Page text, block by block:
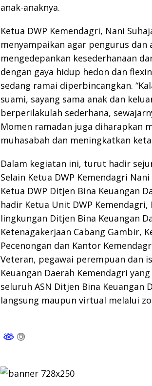
anak-anaknya.
Ketua DWP Kemendagri, Nani
menyampaikan agar pengurus
mengedepankan kesederhanaan
dengan gaya hidup hedon dan
sedang ramai diperbincangkan.
suami, sayang sama anak dan
berperilakulah sederhana,
Momen ramadan juga diharapkan
muhasabah dan meningkatkan
Dalam kegiatan ini, turut hadir
Selain Ketua DWP Kemendagri
Ketua DWP Ditjen Bina Keuangan
hadir Ketua Unit DWP Kemendagri,
lingkungan Ditjen Bina Keuangan
Ketenagakerjaan Cabang Gambir,
Pecenongan dan Kantor
Veteran, pegawai perempuan dan
Keuangan Daerah Kemendagri
seluruh ASN Ditjen Bina Keuangan
langsung maupun virtual melalui